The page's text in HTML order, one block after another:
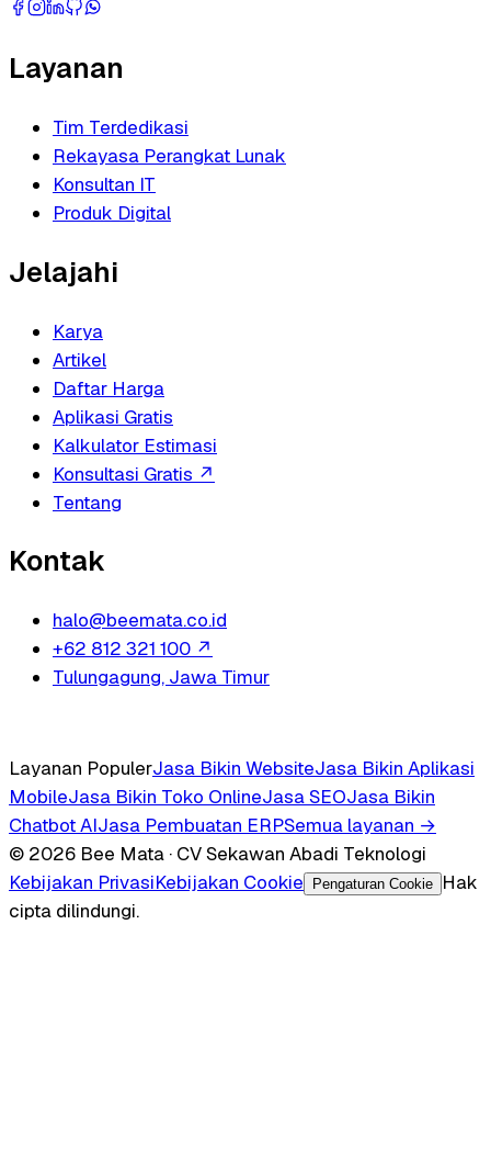
Layanan
Tim Terdedikasi
Rekayasa Perangkat Lunak
Konsultan IT
Produk Digital
Jelajahi
Karya
Artikel
Daftar Harga
Aplikasi Gratis
Kalkulator Estimasi
Konsultasi Gratis ↗
Tentang
Kontak
halo@beemata.co.id
+62 812 321 100 ↗
Tulungagung, Jawa Timur
Layanan PopulerJasa Bikin WebsiteJasa Bikin Aplikasi
MobileJasa Bikin Toko OnlineJasa SEOJasa Bikin
Chatbot AIJasa Pembuatan ERPSemua layanan →
© 2026 Bee Mata · CV Sekawan Abadi Teknologi
Kebijakan PrivasiKebijakan Cookie Pengaturan Cookie
Hak
cipta dilindungi.